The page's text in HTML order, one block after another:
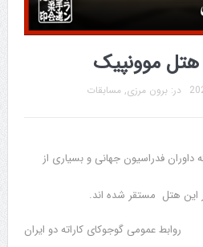
هتل موونپیک
در: برون مرزی, مسابقات
داوران فدراسیون جهانی و بسیاری از
هتل مستقر شده اند.
روابط عمومی گوجوکای کاراته دو ایران